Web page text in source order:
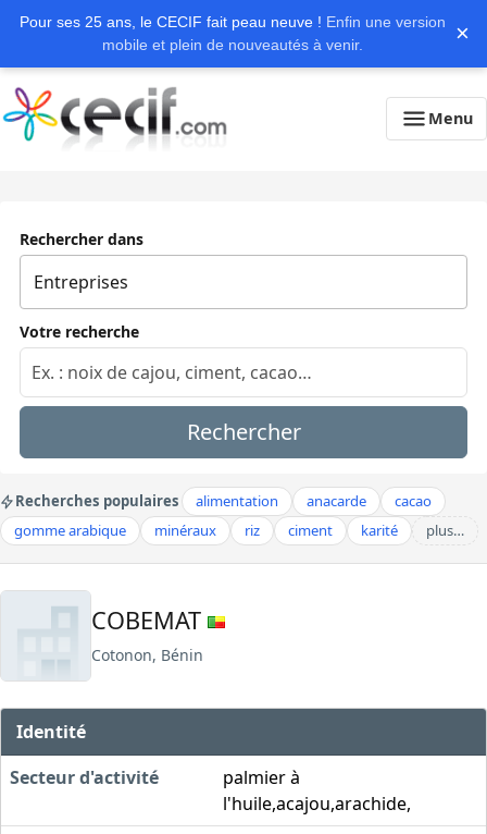
Pour ses 25 ans, le CECIF fait peau neuve ! Enfin une version
mobile et plein de nouveautés à venir.
×
Menu
Rechercher dans
Votre recherche
Rechercher
Recherches populaires alimentation anacarde
cacao
gomme arabique
minéraux riz ciment karité plus…
COBEMAT
Cotonon, Bénin
Identité
Secteur d'activité
palmier à
l'huile,acajou,arachide,